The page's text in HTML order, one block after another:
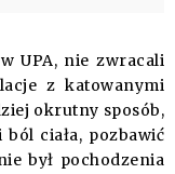
UPA, nie zwracali
z katowanymi
okrutny sposób,
ciała, pozbawić
był pochodzenia